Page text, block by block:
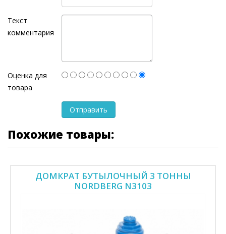
Текст
комментария
Оценка для
товара
Похожие товары:
ДОМКРАТ БУТЫЛОЧНЫЙ 3 ТОННЫ
NORDBERG N3103